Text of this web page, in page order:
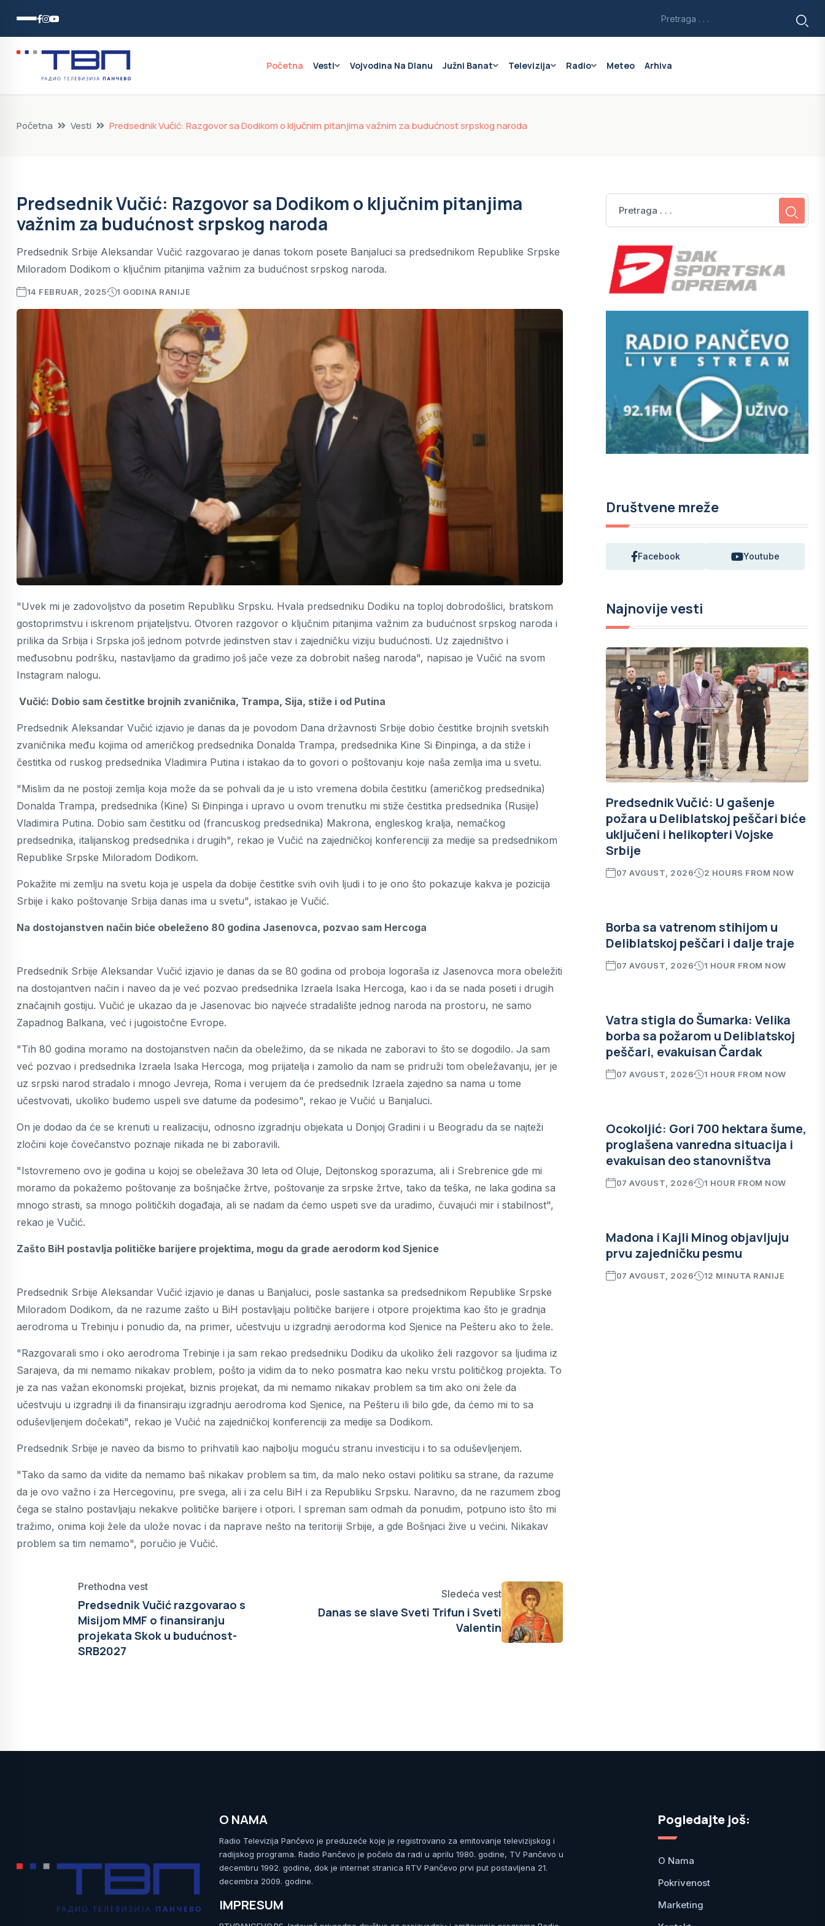
Početna Vesti Vojvodina Na Dlanu Južni Banat Televizija Radio Meteo Arhiva
Početna Vesti Predsednik Vučić: Razgovor sa Dodikom o ključnim pitanjima važnim za budućnost srpskog naroda
Predsednik Vučić: Razgovor sa Dodikom o ključnim pitanjima
važnim za budućnost srpskog naroda
Predsednik Srbije Aleksandar Vučić razgovarao je danas tokom posete Banjaluci sa predsednikom Republike Srpske
Miloradom Dodikom o ključnim pitanjima važnim za budućnost srpskog naroda.
14 FEBRUAR, 2025 1 GODINA RANIJE
"Uvek mi je zadovoljstvo da posetim Republiku Srpsku. Hvala predsedniku Dodiku na toploj dobrodošlici, bratskom
gostoprimstvu i iskrenom prijateljstvu. Otvoren razgovor o ključnim pitanjima važnim za budućnost srpskog naroda i
prilika da Srbija i Srpska još jednom potvrde jedinstven stav i zajedničku viziju budućnosti. Uz zajedništvo i
međusobnu podršku, nastavljamo da gradimo još jače veze za dobrobit našeg naroda", napisao je Vučić na svom
Instagram nalogu.
Vučić: Dobio sam čestitke brojnih zvaničnika, Trampa, Sija, stiže i od Putina
Predsednik Aleksandar Vučić izjavio je danas da je povodom Dana državnosti Srbije dobio čestitke brojnih svetskih
zvaničnika među kojima od američkog predsednika Donalda Trampa, predsednika Kine Si Đinpinga, a da stiže i
čestitka od ruskog predsednika Vladimira Putina i istakao da to govori o poštovanju koje naša zemlja ima u svetu.
"Mislim da ne postoji zemlja koja može da se pohvali da je u isto vremena dobila čestitku (američkog predsednika)
Donalda Trampa, predsednika (Kine) Si Đinpinga i upravo u ovom trenutku mi stiže čestitka predsednika (Rusije)
Vladimira Putina. Dobio sam čestitku od (francuskog predsednika) Makrona, engleskog kralja, nemačkog
predsednika, italijanskog predsednika i drugih", rekao je Vučić na zajedničkoj konferenciji za medije sa predsednikom
Republike Srpske Miloradom Dodikom.
Pokažite mi zemlju na svetu koja je uspela da dobije čestitke svih ovih ljudi i to je ono što pokazuje kakva je pozicija
Srbije i kako poštovanje Srbija danas ima u svetu", istakao je Vučić.
Na dostojanstven način biće obeleženo 80 godina Jasenovca, pozvao sam Hercoga
Predsednik Srbije Aleksandar Vučić izjavio je danas da se 80 godina od proboja logoraša iz Jasenovca mora obeležiti
na dostojantven način i naveo da je već pozvao predsednika Izraela Isaka Hercoga, kao i da se nada poseti i drugih
značajnih gostiju. Vučić je ukazao da je Jasenovac bio najveće stradalište jednog naroda na prostoru, ne samo
Zapadnog Balkana, već i jugoistočne Evrope.
"Tih 80 godina moramo na dostojanstven način da obeležimo, da se nikada ne zaboravi to što se dogodilo. Ja sam
već pozvao i predsednika Izraela Isaka Hercoga, mog prijatelja i zamolio da nam se pridruži tom obeležavanju, jer je
uz srpski narod stradalo i mnogo Jevreja, Roma i verujem da će predsednik Izraela zajedno sa nama u tome
učestvovati, ukoliko budemo uspeli sve datume da podesimo", rekao je Vučić u Banjaluci.
On je dodao da će se krenuti u realizaciju, odnosno izgradnju objekata u Donjoj Gradini i u Beogradu da se najteži
zločini koje čovečanstvo poznaje nikada ne bi zaboravili.
"Istovremeno ovo je godina u kojoj se obeležava 30 leta od Oluje, Dejtonskog sporazuma, ali i Srebrenice gde mi
moramo da pokažemo poštovanje za bošnjačke žrtve, poštovanje za srpske žrtve, tako da teška, ne laka godina sa
mnogo strasti, sa mnogo političkih događaja, ali se nadam da ćemo uspeti sve da uradimo, čuvajući mir i stabilnost",
rekao je Vučić.
Zašto BiH postavlja političke barijere projektima, mogu da grade aerodorm kod Sjenice
Predsednik Srbije Aleksandar Vučić izjavio je danas u Banjaluci, posle sastanka sa predsednikom Republike Srpske
Miloradom Dodikom, da ne razume zašto u BiH postavljaju političke barijere i otpore projektima kao što je gradnja
aerodroma u Trebinju i ponudio da, na primer, učestvuju u izgradnji aerodorma kod Sjenice na Pešteru ako to žele.
"Razgovarali smo i oko aerodroma Trebinje i ja sam rekao predsedniku Dodiku da ukoliko želi razgovor sa ljudima iz
Sarajeva, da mi nemamo nikakav problem, pošto ja vidim da to neko posmatra kao neku vrstu političkog projekta. To
je za nas važan ekonomski projekat, biznis projekat, da mi nemamo nikakav problem sa tim ako oni žele da
učestvuju u izgradnji ili da finansiraju izgradnju aerodroma kod Sjenice, na Pešteru ili bilo gde, da ćemo mi to sa
oduševljenjem dočekati", rekao je Vučić na zajedničkoj konferenciji za medije sa Dodikom.
Predsednik Srbije je naveo da bismo to prihvatili kao najbolju moguću stranu investiciju i to sa oduševljenjem.
"Tako da samo da vidite da nemamo baš nikakav problem sa tim, da malo neko ostavi politiku sa strane, da razume
da je ovo važno i za Hercegovinu, pre svega, ali i za celu BiH i za Republiku Srpsku. Naravno, da ne razumem zbog
čega se stalno postavljaju nekakve političke barijere i otpori. I spreman sam odmah da ponudim, potpuno isto što mi
tražimo, onima koji žele da ulože novac i da naprave nešto na teritoriji Srbije, a gde Bošnjaci žive u većini. Nikakav
problem sa tim nemamo", poručio je Vučić.
Prethodna vest
Predsednik Vučić razgovarao s
Misijom MMF o finansiranju
projekata Skok u budućnost-
SRB2027
Sledeća vest
Danas se slave Sveti Trifun i Sveti
Valentin
Društvene mreže
Facebook Youtube
Najnovije vesti
Predsednik Vučić: U gašenje
požara u Deliblatskoj peščari biće
uključeni i helikopteri Vojske
Srbije
07 AVGUST, 2026 2 HOURS FROM NOW
Borba sa vatrenom stihijom u
Deliblatskoj peščari i dalje traje
07 AVGUST, 2026 1 HOUR FROM NOW
Vatra stigla do Šumarka: Velika
borba sa požarom u Deliblatskoj
peščari, evakuisan Čardak
07 AVGUST, 2026 1 HOUR FROM NOW
Ocokoljić: Gori 700 hektara šume,
proglašena vanredna situacija i
evakuisan deo stanovništva
07 AVGUST, 2026 1 HOUR FROM NOW
Madona i Kajli Minog objavljuju
prvu zajedničku pesmu
07 AVGUST, 2026 12 MINUTA RANIJE
O NAMA
Radio Televizija Pančevo je preduzeće koje je registrovano za emitovanje televizijskog i
radijskog programa. Radio Pančevo je počelo da radi u aprilu 1980. godine, TV Pančevo u
decembru 1992. godine, dok je internet stranica RTV Pančevo prvi put postavljena 21.
decembra 2009. godine.
IMPRESUM
Pogledajte još:
O Nama
Pokrivenost
Marketing